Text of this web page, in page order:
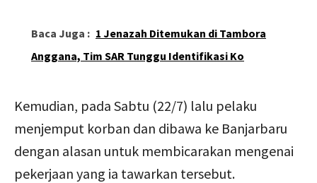
Baca Juga : 1 Jenazah Ditemukan di Tambora
Anggana, Tim SAR Tunggu Identifikasi Ko
Kemudian, pada Sabtu (22/7) lalu pelaku
menjemput korban dan dibawa ke Banjarbaru
dengan alasan untuk membicarakan mengenai
pekerjaan yang ia tawarkan tersebut.